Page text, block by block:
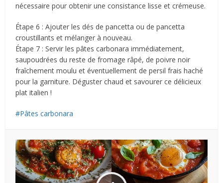
nécessaire pour obtenir une consistance lisse et crémeuse.
Étape 6 : Ajouter les dés de pancetta ou de pancetta
croustillants et mélanger à nouveau.
Étape 7 : Servir les pâtes carbonara immédiatement,
saupoudrées du reste de fromage râpé, de poivre noir
fraîchement moulu et éventuellement de persil frais haché
pour la garniture. Déguster chaud et savourer ce délicieux
plat italien !
Pâtes carbonara